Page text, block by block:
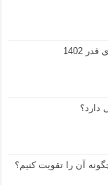
1402
دارد؟
آن را تقویت کنیم؟